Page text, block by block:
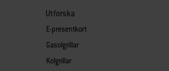
Utforska
E-presentkort
Gasolgrillar
Kolgrillar